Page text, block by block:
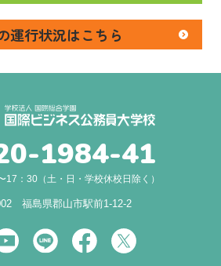
運行状況はこちら
1984-41
17：30（土・日・学校休校日除く）
福島県郡山市駅前1-12-2